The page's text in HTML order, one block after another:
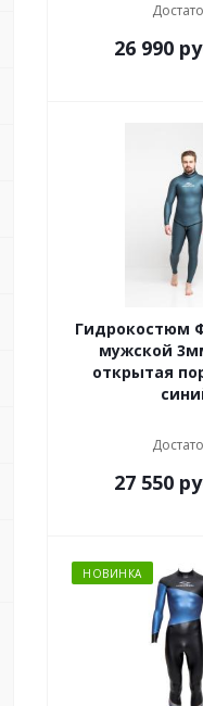
26 990
Гидрокостюм
мужской
открытая
27 550
НОВИНКА